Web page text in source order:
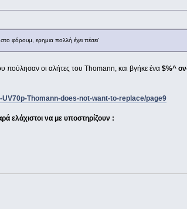
φόρουμ, ερημια πολλή έχει πέσει'
οι αλήτες του Thomann, και βγήκε ένα$%^
Thomann-does-not-want-to-replace/page9
ελάχιστοι να με υποστηρίζουν :